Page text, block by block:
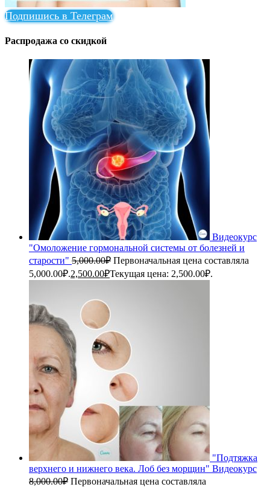
Подпишись в Телеграм
Распродажа со скидкой
Видеокурс
"Омоложение гормональной системы от болезней и
старости" 5,000.00₽ Первоначальная цена составляла
5,000.00₽.2,500.00₽Текущая цена: 2,500.00₽.
"Подтяжка
верхнего и нижнего века. Лоб без морщин" Видеокурс
8,000.00₽ Первоначальная цена составляла